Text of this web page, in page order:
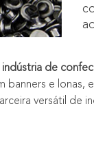
de
e lonas,
versátil de